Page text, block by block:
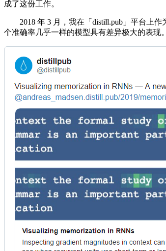
成了这份工作。
2018 年 3 月，我在「distill.pub」平台上作
个准确率几乎一样的模型具有差异极大的表现。